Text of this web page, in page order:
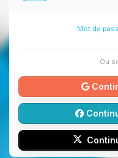
Mot de
Ou